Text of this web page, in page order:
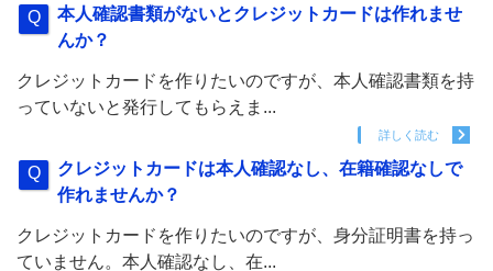
本人確認書類がないとクレジットカードは作れませ
んか？
クレジットカードを作りたいのですが、本人確認書類を持
っていないと発行してもらえま...
詳しく読む
クレジットカードは本人確認なし、在籍確認なしで
作れませんか？
クレジットカードを作りたいのですが、身分証明書を持っ
ていません。本人確認なし、在...